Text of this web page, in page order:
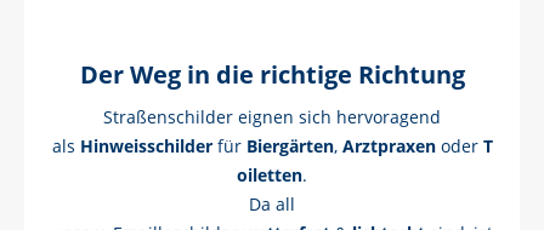
Der Weg in die richtige Richtung
Straßenschilder eignen sich hervoragend
als Hinweisschilderfür Biergärten, Arztpraxenoder T
oiletten.
Da all